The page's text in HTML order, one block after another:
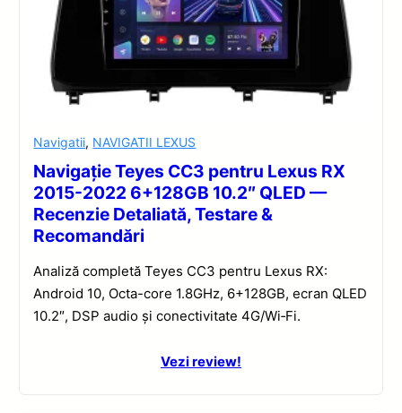
Navigatii, NAVIGATII LEXUS
Navigație Teyes CC3 pentru Lexus RX
2015-2022 6+128GB 10.2″ QLED —
Recenzie Detaliată, Testare &
Recomandări
Analiză completă Teyes CC3 pentru Lexus RX:
Android 10, Octa-core 1.8GHz, 6+128GB, ecran QLED
10.2″, DSP audio și conectivitate 4G/Wi‑Fi.
Vezi review!